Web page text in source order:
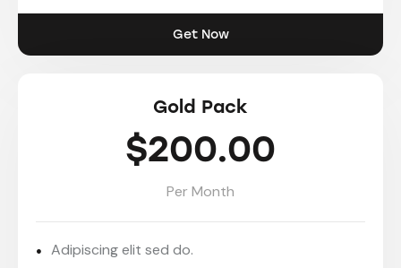
Get Now
Gold Pack
$200.00
Per Month
Adipiscing elit sed do.